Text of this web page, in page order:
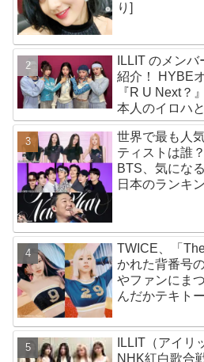
り]
ILLIT のメン
紹介！ HYBE
『R U Next？
本人のイロハ
ールズグルー
「Magnetic」
ト
世界で最も人
ティストは誰
BTS、気にな
日本のランキ
TWICE、「
かれた背番号
やファンにま
んだかテキト
ILLIT（アイリ
NHK紅白歌合